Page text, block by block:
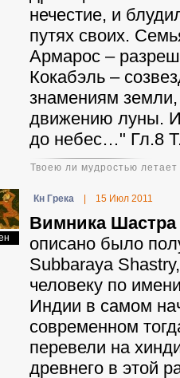
нечестие, и
путях своих.
Армарос –
Кокабэль –
знамениям
движению луны. И
до небес…" Гл.8
Твоею ли мудростью
Кн Грека 15 Июл 2011
Вимника Шастра
описано было
Subbaraya
человеку по
Индии в самом
современном
перевели на
древнего в этой